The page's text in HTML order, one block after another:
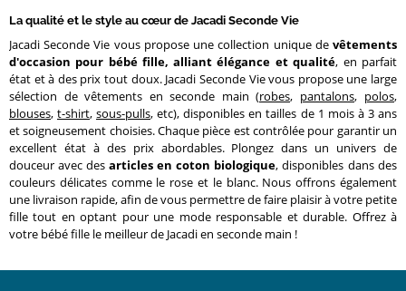
La qualité et le style au cœur de Jacadi Seconde Vie
Jacadi Seconde Vie vous propose une collection unique de vêtements
d'occasion pour bébé fille, alliant élégance et qualité, en parfait
état et à des prix tout doux. Jacadi Seconde Vie vous propose une large
sélection de vêtements en seconde main (robes, pantalons, polos,
blouses, t-shirt, sous-pulls, etc), disponibles en tailles de 1 mois à 3 ans
et soigneusement choisies. Chaque pièce est contrôlée pour garantir un
excellent état à des prix abordables. Plongez dans un univers de
douceur avec des articles en coton biologique, disponibles dans des
couleurs délicates comme le rose et le blanc. Nous offrons également
une livraison rapide, afin de vous permettre de faire plaisir à votre petite
fille tout en optant pour une mode responsable et durable. Offrez à
votre bébé fille le meilleur de Jacadi en seconde main !